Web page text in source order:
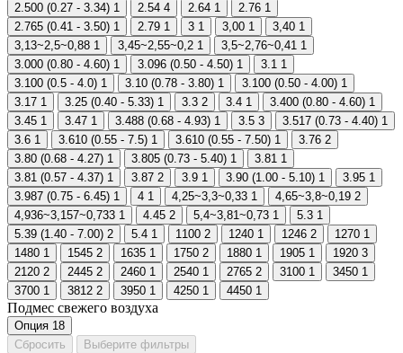
2.500 (0.27 - 3.34) 1 2.54 4 2.64 1 2.76 1
2.765 (0.41 - 3.50) 1 2.79 1 3 1 3,00 1 3,40 1
3,13~2,5~0,88 1 3,45~2,55~0,2 1 3,5~2,76~0,41 1
3.000 (0.80 - 4.60) 1 3.096 (0.50 - 4.50) 1 3.1 1
3.100 (0.5 - 4.0) 1 3.10 (0.78 - 3.80) 1 3.100 (0.50 - 4.00) 1
3.17 1 3.25 (0.40 - 5.33) 1 3.3 2 3.4 1 3.400 (0.80 - 4.60) 1
3.45 1 3.47 1 3.488 (0.68 - 4.93) 1 3.5 3 3.517 (0.73 - 4.40) 1
3.6 1 3.610 (0.55 - 7.5) 1 3.610 (0.55 - 7.50) 1 3.76 2
3.80 (0.68 - 4.27) 1 3.805 (0.73 - 5.40) 1 3.81 1
3.81 (0.57 - 4.37) 1 3.87 2 3.9 1 3.90 (1.00 - 5.10) 1 3.95 1
3.987 (0.75 - 6.45) 1 4 1 4,25~3,3~0,33 1 4,65~3,8~0,19 2
4,936~3,157~0,733 1 4.45 2 5,4~3,81~0,73 1 5.3 1
5.39 (1.40 - 7.00) 2 5.4 1 1100 2 1240 1 1246 2 1270 1
1480 1 1545 2 1635 1 1750 2 1880 1 1905 1 1920 3
2120 2 2445 2 2460 1 2540 1 2765 2 3100 1 3450 1
3700 1 3812 2 3950 1 4250 1 4450 1
Подмес свежего воздуха
Опция 18
Сбросить
Выберите фильтры